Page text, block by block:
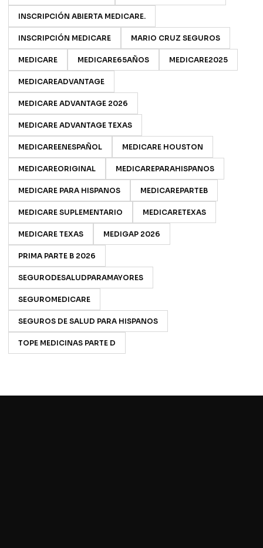
INSCRIPCIÓN ABIERTA MEDICARE.
INSCRIPCIÓN MEDICARE MARIO CRUZ SEGUROS
MEDICARE MEDICARE65AÑOS MEDICARE2025
MEDICAREADVANTAGE
MEDICARE ADVANTAGE 2026
MEDICARE ADVANTAGE TEXAS
MEDICAREENESPAÑOL MEDICARE HOUSTON
MEDICAREORIGINAL MEDICAREPARAHISPANOS
MEDICARE PARA HISPANOS MEDICAREPARTEB
MEDICARE SUPLEMENTARIO MEDICARETEXAS
MEDICARE TEXAS MEDIGAP 2026
PRIMA PARTE B 2026
SEGURODESALUDPARAMAYORES
SEGUROMEDICARE
SEGUROS DE SALUD PARA HISPANOS
TOPE MEDICINAS PARTE D